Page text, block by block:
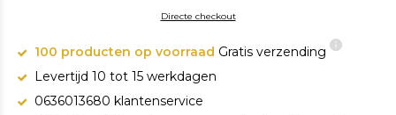
Directe checkout
100 producten op voorraad Gratis verzending
Levertijd 10 tot 15 werkdagen
0636013680 klantenservice